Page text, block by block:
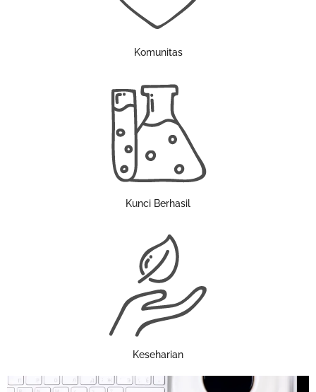
Komunitas
Kunci Berhasil
Keseharian